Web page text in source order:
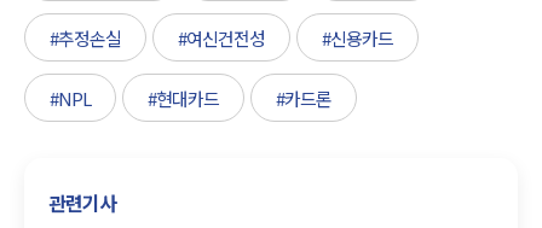
#추정손실 #여신건전성 #신용카드
#NPL #현대카드 #카드론
관련기사